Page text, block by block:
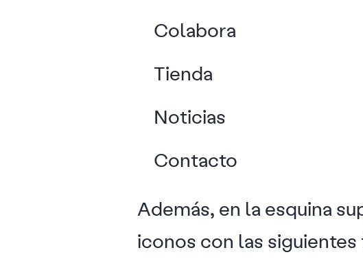
Colabora
Tienda
Noticias
Contacto
Además, en la esquina
iconos con las